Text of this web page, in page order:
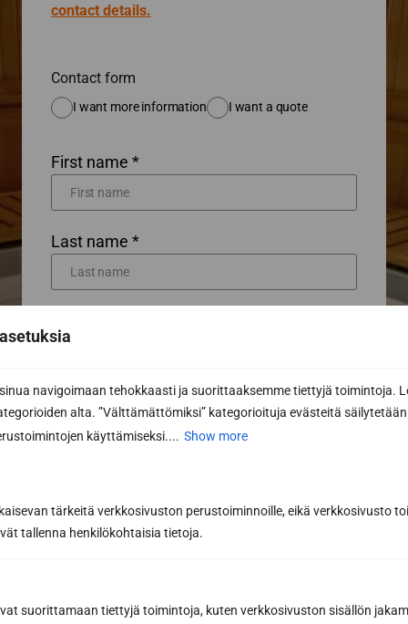
navigoimaan tehokkaasti ja suorittaaksemme tiettyjä toimintoja.
alta. ”Välttämättömiksi” kategorioituja evästeitä säilytetään
käyttämiseksi.... Show more
tärkeitä verkkosivuston perustoiminnoille, eikä verkkosivusto
tallenna henkilökohtaisia tietoja.
suorittamaan tiettyjä toimintoja, kuten verkkosivuston sisällön
contact details.
Contact form
I want more information I want a quote
First name *
Last name *
Email *